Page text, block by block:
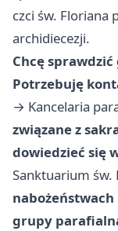
czci św. Floriana
archidiecezji.
Chcę
Potrzebuję
→ Kancelaria
związane z
dowiedzieć się
Sanktuarium św.
nabożeństwach
grupy